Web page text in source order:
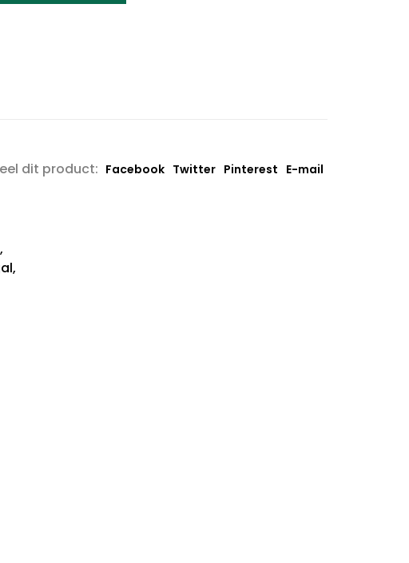
dit product: Facebook Twitter Pinterest E-mail